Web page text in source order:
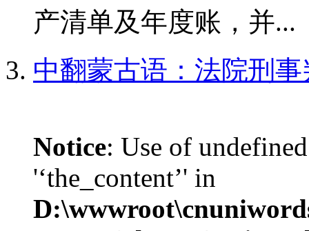
产清单及年度账，并...
中翻蒙古语：法院刑
Notice: Use of
'‘the_content’' in